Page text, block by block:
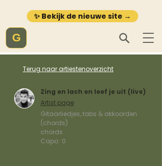
✨ Bekijk de nieuwe site →
G
Terug naar artiestenoverzicht
Zing en lach en leef je uit (live)
Artist page
Gitaarliedjes, tabs & akkoorden
(chords)
chords
Capo: 0